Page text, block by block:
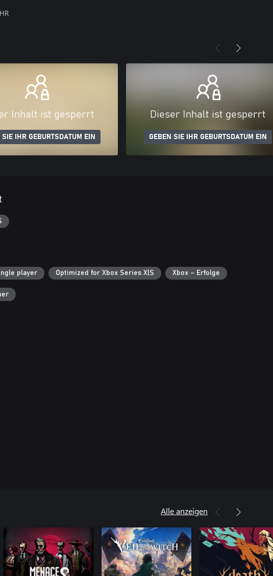
Inhalt ist gesperrt
SIE IHR GEBURTSDATUM EIN
Dieser Inhalt ist gesperrt
GEBEN SIE IHR GEBURTSDATUM EIN
player Optimized for Xbox Series X|S Xbox – Erfolge
Alle anzeigen